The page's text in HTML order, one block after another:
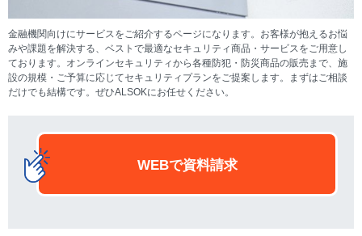
金融機関向けにサービスをご紹介するページになります。お客様が抱えるお悩
みや課題を解決する、ベストで最適なセキュリティ商品・サービスをご用意し
ております。オンラインセキュリティから各種防犯・防災商品の販売まで、施
設の規模・ご予算に応じてセキュリティプランをご提案します。まずはご相談
だけでも結構です。ぜひALSOKにお任せください。
WEBで資料請求